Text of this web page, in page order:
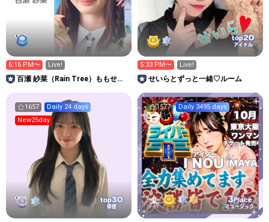
6:16 PM〜 Live!
百瀬 紗菜（Rain Tree）ももせす
top20
アイドル
5:33 PM〜 Live!
せいらとずっと一緒♡ルーム
1657
Daily 24 days
New25day
top30
俳優
1577 Daily 3495 days
3Place
ミュージック